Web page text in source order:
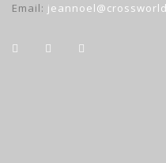
Email: